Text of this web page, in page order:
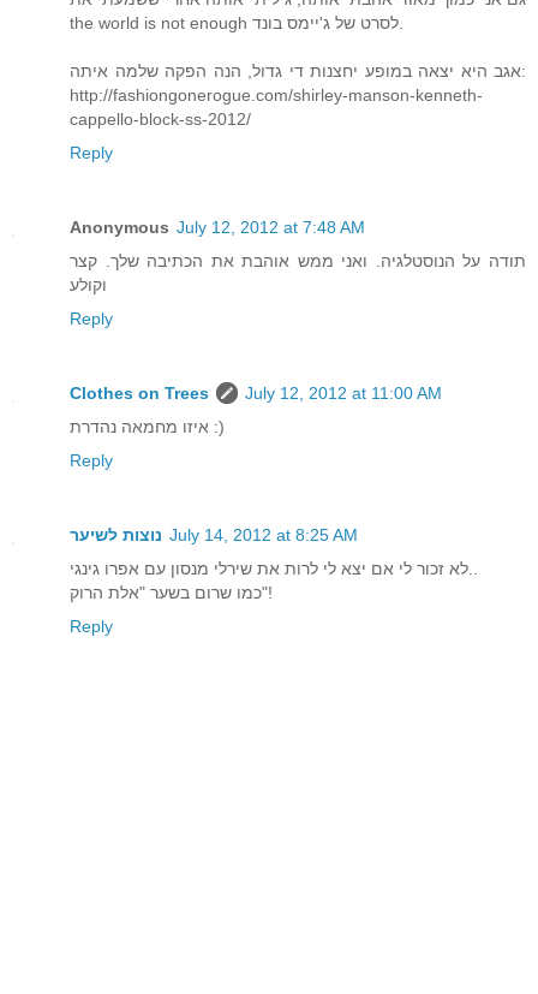
אגב היא יצאה במופע יחצנות די גדול, הנה הפקה שלמה איתה:
http://fashiongonerogue.com/shirley-manson-kenneth-
cappello-block-ss-2012/
Reply
Anonymous July 12, 2012 at 7:48 AM
תודה על הנוסטלגיה. ואני ממש אוהבת את הכתיבה שלך. קצר
וקולע
Reply
Clothes on Trees
July 12, 2012 at 11:00 AM
איזו מחמאה נהדרת :)
Reply
נוצות לשיער July 14, 2012 at 8:25 AM
כמו שרום בשער "אלת הרוק"!
Reply